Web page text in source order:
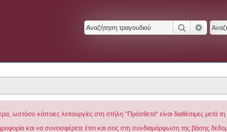
Αναζήτηση
ωστόσο κάποιες λειτουργίες στη στήλη "Πρόσθετα" είναι διαθέσιμες μετά
και να συνεισφέρετε έτσι και σεις στη συνδιαμόρφωση της βάσης